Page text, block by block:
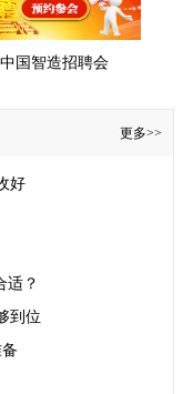
中国智造招聘会
更多>>
好
适？
到位